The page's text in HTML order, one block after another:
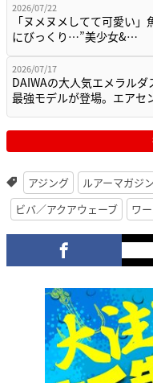
2026/07/22
「ヌメヌメしてて可愛い
にびっくり…”美少女&…
2026/07/17
DAIWAの大人気エメラル
最強モデルが登場。エア
アジング ルアーマガジ
ビバ／アクアウェーブ
ワ